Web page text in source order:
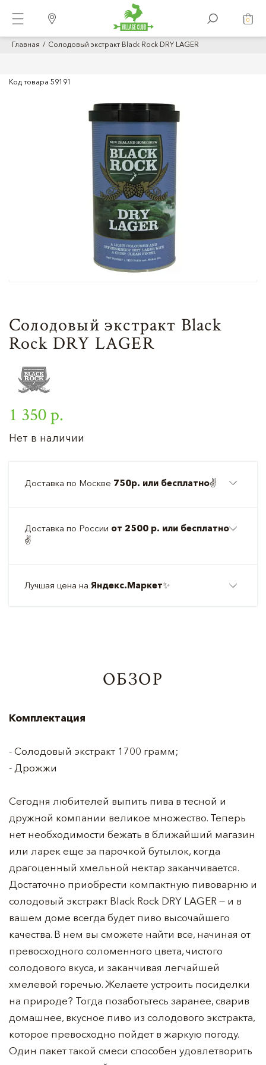
0
Главная Солодовый экстракт Black Rock DRY LAGER
Код товара 59191
Солодовый экстракт Black
Rock DRY LAGER
1 350 р.
Нет в наличии
Доставка по Москве 750р. или бесплатно✌️
Доставка по России от 2500 р. или бесплатно
✌️
Лучшая цена на Яндекс.Маркет✨
ОБЗОР
Комплектация
- Солодовый экстракт 1700 грамм;
- Дрожжи
Сегодня любителей выпить пива в тесной и
дружной компании великое множество. Теперь
нет необходимости бежать в ближайший магазин
или ларек еще за парочкой бутылок, когда
драгоценный хмельной нектар заканчивается.
Достаточно приобрести компактную пивоварню и
солодовый экстракт Black Rock DRY LAGER — и в
вашем доме всегда будет пиво высочайшего
качества. В нем вы сможете найти все, начиная от
превосходного соломенного цвета, чистого
солодового вкуса, и заканчивая легчайшей
хмелевой горечью. Желаете устроить посиделки
на природе? Тогда позаботьтесь заранее, сварив
домашнее, вкусное пиво из солодового экстракта,
которое превосходно пойдет в жаркую погоду.
Один пакет такой смеси способен удовлетворить